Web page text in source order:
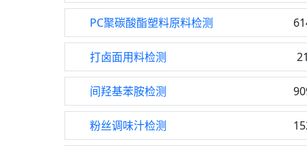
PC聚碳酸酯塑料原料检测
打卤面用料检测
间羟基苯胺检测
粉丝调味汁检测